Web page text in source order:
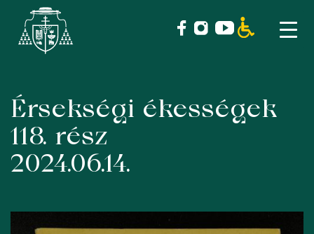
Skip
content
Érsekségi ékességek
118. rész
2024.06.14.